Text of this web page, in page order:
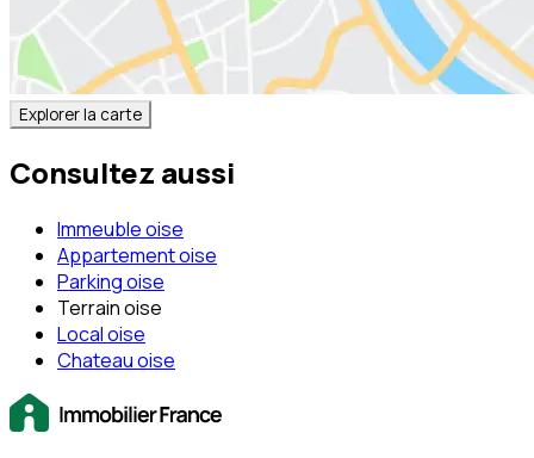
Explorer la carte
Consultez aussi
Immeuble oise
Appartement oise
Parking oise
Terrain oise
Local oise
Chateau oise